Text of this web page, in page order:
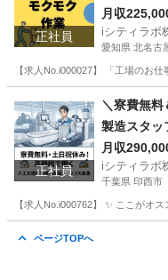
正社員
月収
iシティラボ
愛知県 北名古
【求人No.i000027】 「工場のお
その他
正社員
＼寮費無料
製造スタッ
月収
iシティラボ
千葉県 印西市
【求人No.i000762】 ✨ ここがオ
ページTOPへ